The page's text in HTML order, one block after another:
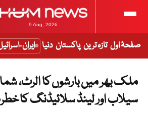
9 Aug, 2026
صفحۂ اول تازہ ترین پاکستان دنیا ایران-
ملک بھر میں بارشوں کا الرٹ،
سیلاب اور لینڈ سلائیڈنگ کا